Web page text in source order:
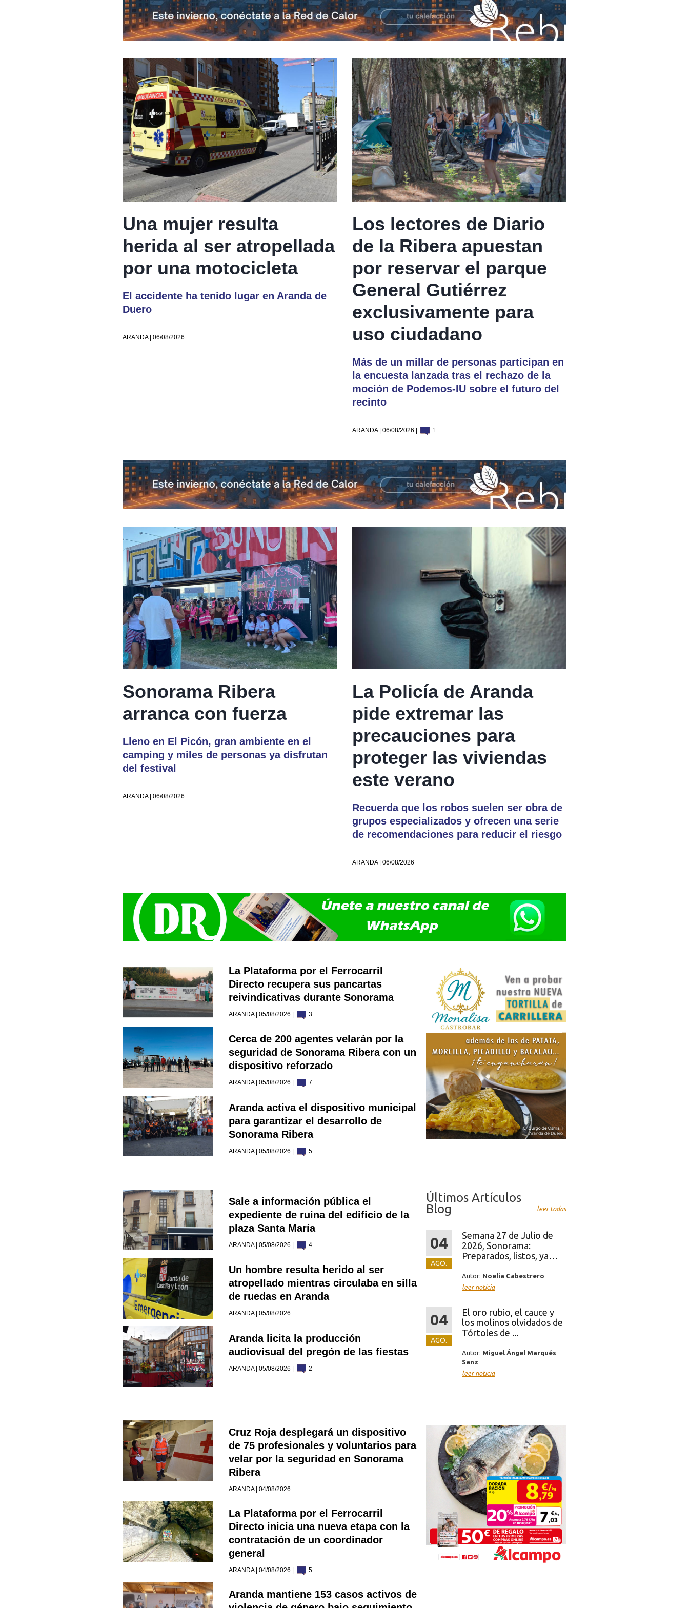
Una mujer resulta
herida al ser atropellada
por una motocicleta
El accidente ha tenido lugar en Aranda de
Duero
ARANDA | 06/08/2026
Los lectores de Diario
de la Ribera apuestan
por reservar el parque
General Gutiérrez
exclusivamente para
uso ciudadano
Más de un millar de personas participan en
la encuesta lanzada tras el rechazo de la
moción de Podemos-IU sobre el futuro del
recinto
ARANDA | 06/08/2026 | 1
Sonorama Ribera
arranca con fuerza
Lleno en El Picón, gran ambiente en el
camping y miles de personas ya disfrutan
del festival
ARANDA | 06/08/2026
La Policía de Aranda
pide extremar las
precauciones para
proteger las viviendas
este verano
Recuerda que los robos suelen ser obra de
grupos especializados y ofrecen una serie
de recomendaciones para reducir el riesgo
ARANDA | 06/08/2026
La Plataforma por el Ferrocarril
Directo recupera sus pancartas
reivindicativas durante Sonorama
ARANDA | 05/08/2026 | 3
Cerca de 200 agentes velarán por la
seguridad de Sonorama Ribera con un
dispositivo reforzado
ARANDA | 05/08/2026 | 7
Aranda activa el dispositivo municipal
para garantizar el desarrollo de
Sonorama Ribera
ARANDA | 05/08/2026 | 5
Sale a información pública el
expediente de ruina del edificio de la
plaza Santa María
ARANDA | 05/08/2026 | 4
Un hombre resulta herido al ser
atropellado mientras circulaba en silla
de ruedas en Aranda
ARANDA | 05/08/2026
Aranda licita la producción
audiovisual del pregón de las fiestas
ARANDA | 05/08/2026 | 2
Últimos Artículos
Blog
leer todas
04
AGO.
Semana 27 de Julio de
2026, Sonorama:
Preparados, listos, ya…
Autor: Noelia Cabestrero
leer noticia
04
AGO.
El oro rubio, el cauce y
los molinos olvidados de
Tórtoles de ...
Autor: Miguel Ángel Marqués
Sanz
leer noticia
Cruz Roja desplegará un dispositivo
de 75 profesionales y voluntarios para
velar por la seguridad en Sonorama
Ribera
ARANDA | 04/08/2026
La Plataforma por el Ferrocarril
Directo inicia una nueva etapa con la
contratación de un coordinador
general
ARANDA | 04/08/2026 | 5
Aranda mantiene 153 casos activos de